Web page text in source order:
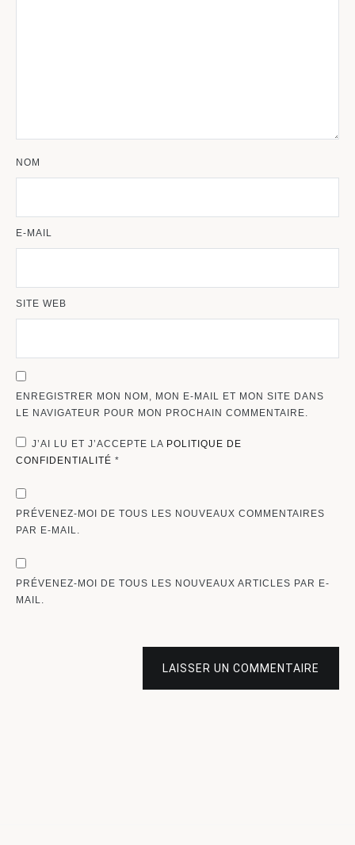
NOM
E-MAIL
SITE WEB
ENREGISTRER MON NOM, MON E-MAIL ET MON SITE DANS
LE NAVIGATEUR POUR MON PROCHAIN COMMENTAIRE.
J’AI LU ET J’ACCEPTE LA POLITIQUE DE
CONFIDENTIALITÉ *
PRÉVENEZ-MOI DE TOUS LES NOUVEAUX COMMENTAIRES
PAR E-MAIL.
PRÉVENEZ-MOI DE TOUS LES NOUVEAUX ARTICLES PAR E-
MAIL.
LAISSER UN COMMENTAIRE